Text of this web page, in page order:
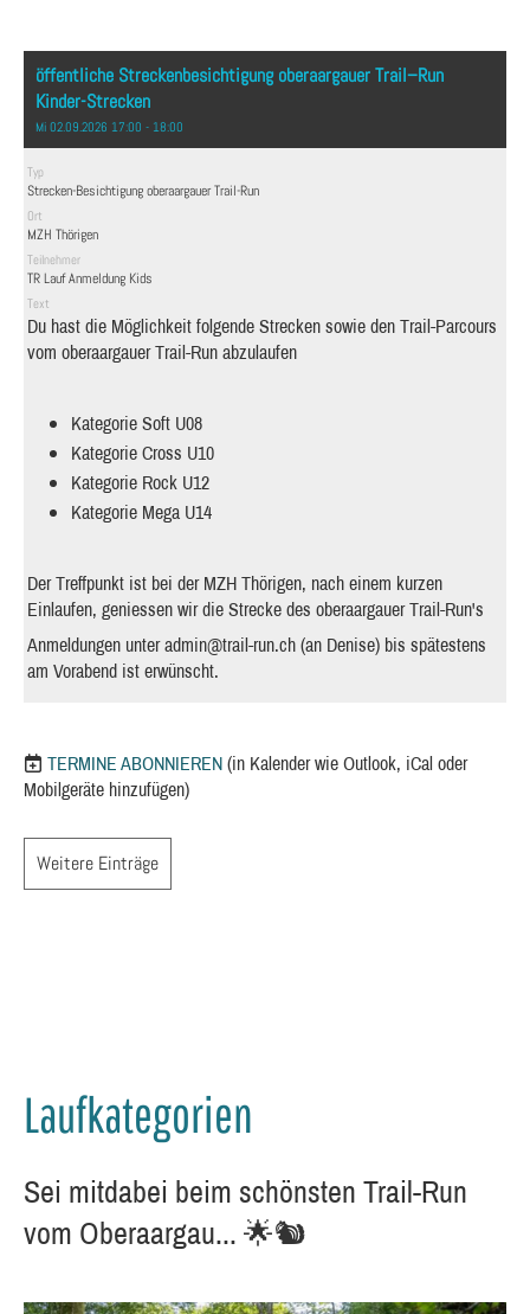
öffentliche Streckenbesichtigung oberaargauer Trail–Run
Kinder-Strecken
Mi 02.09.2026 17:00 - 18:00
Typ
Strecken-Besichtigung oberaargauer Trail-Run
Ort
MZH Thörigen
Teilnehmer
TR Lauf Anmeldung Kids
Text
Du hast die Möglichkeit folgende Strecken sowie den Trail-Parcours
vom oberaargauer Trail-Run abzulaufen
Kategorie Soft U08
Kategorie Cross U10
Kategorie Rock U12
Kategorie Mega U14
Der Treffpunkt ist bei der MZH Thörigen, nach einem kurzen
Einlaufen, geniessen wir die Strecke des oberaargauer Trail-Run's
Anmeldungen unteradmin@trail-run.ch(an Denise) bis spätestens
am Vorabend ist erwünscht.
TERMINE ABONNIEREN(in Kalender wie Outlook, iCal oder
Mobilgeräte hinzufügen)
Weitere Einträge
Laufkategorien
Sei mitdabei beim schönsten Trail-Run
vom Oberaargau... 🌟🐿